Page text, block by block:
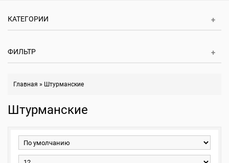
КАТЕГОРИИ
ФИЛЬТР
Главная » Штурманские
Штурманские